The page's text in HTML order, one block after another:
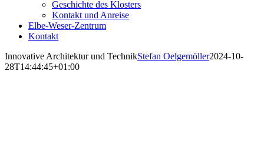
Geschichte des Klosters
Kontakt und Anreise
Elbe-Weser-Zentrum
Kontakt
Innovative Architektur und TechnikStefan Oelgemöller2024-10-
28T14:44:45+01:00